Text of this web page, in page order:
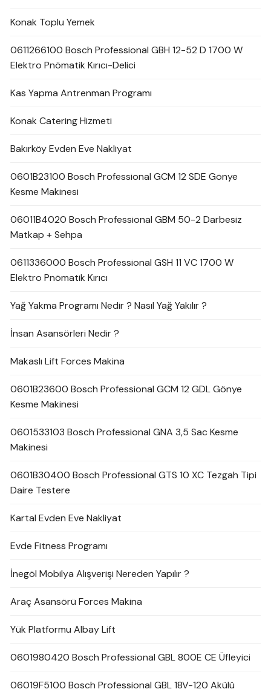
Konak Toplu Yemek
0611266100 Bosch Professional GBH 12-52 D 1700 W
Elektro Pnömatik Kırıcı-Delici
Kas Yapma Antrenman Programı
Konak Catering Hizmeti
Bakırköy Evden Eve Nakliyat
0601B23100 Bosch Professional GCM 12 SDE Gönye
Kesme Makinesi
06011B4020 Bosch Professional GBM 50-2 Darbesiz
Matkap + Sehpa
0611336000 Bosch Professional GSH 11 VC 1700 W
Elektro Pnömatik Kırıcı
Yağ Yakma Programı Nedir ? Nasıl Yağ Yakılır ?
İnsan Asansörleri Nedir ?
Makaslı Lift Forces Makina
0601B23600 Bosch Professional GCM 12 GDL Gönye
Kesme Makinesi
0601533103 Bosch Professional GNA 3,5 Sac Kesme
Makinesi
0601B30400 Bosch Professional GTS 10 XC Tezgah Tipi
Daire Testere
Kartal Evden Eve Nakliyat
Evde Fitness Programı
İnegöl Mobilya Alışverişi Nereden Yapılır ?
Araç Asansörü Forces Makina
Yük Platformu Albay Lift
0601980420 Bosch Professional GBL 800E CE Üfleyici
06019F5100 Bosch Professional GBL 18V-120 Akülü